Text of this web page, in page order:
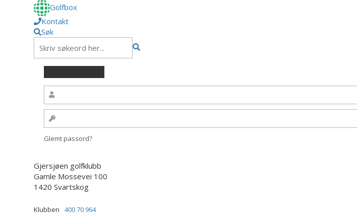
Golfbox
Kontakt
Søk
Glemt passord?
Gjersjøen golfklubb
Gamle Mossevei 100
1420 Svartskog
Klubben 400 70 964